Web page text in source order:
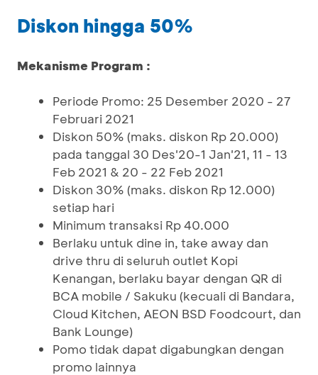
Diskon hingga 50%
Mekanisme Program :
Periode Promo: 25 Desember 2020 - 27
Februari 2021
Diskon 50% (maks. diskon Rp 20.000)
pada tanggal 30 Des'20-1 Jan'21, 11 - 13
Feb 2021 & 20 - 22 Feb 2021
Diskon 30% (maks. diskon Rp 12.000)
setiap hari
Minimum transaksi Rp 40.000
Berlaku untuk dine in, take away dan
drive thru di seluruh outlet Kopi
Kenangan, berlaku bayar dengan QR di
BCA mobile / Sakuku (kecuali di Bandara,
Cloud Kitchen, AEON BSD Foodcourt, dan
Bank Lounge)
Pomo tidak dapat digabungkan dengan
promo lainnya